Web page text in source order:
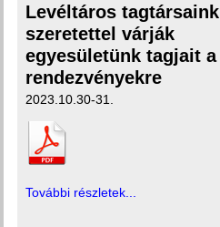
Levéltáros tagtársaink
szeretettel várják
egyesületünk tagjait a
rendezvényekre
2023.10.30-31.
További részletek...